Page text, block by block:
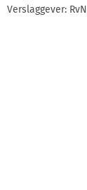
Verslaggever: RvN